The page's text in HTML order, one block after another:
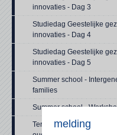
innovaties - Dag 3
Studiedag Geestelijke
innovaties - Dag 4
Studiedag Geestelijke
innovaties - Dag 5
Summer school -
families
Summer school -
Terugkomdag 'Creatief
melding